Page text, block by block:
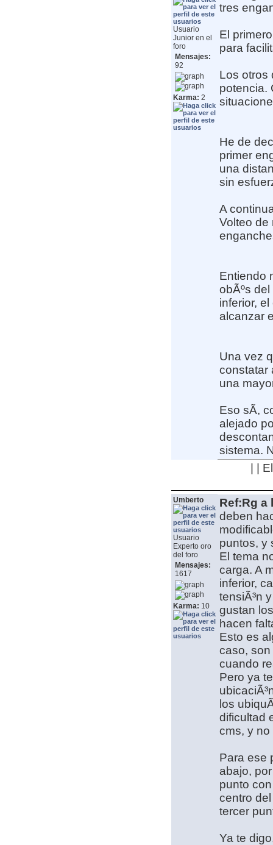
Usuario
Junior en el
foro
Mensajes:
92
Karma: 2
tres
El
para
Los otros
potencia.
He de
primer
una
sin
A
Volteo de
Entiendo
obÃºs
inferior,
alcanzar
Una vez
constatar
una
Eso sÃ­,
alejado
sistema.
| |
Umberto
Usuario
Experto oro
del foro
Mensajes:
1617
Karma: 10
Ref:Rg a
deben
puntos, y
El tema
carga. A
inferior,
tensiÃ³n
gustan
hacen
Esto es
caso,
cuando
Pero ya
los
dificultad
cms, y no
Para ese
abajo,
punto
centro
tercer
Ya te